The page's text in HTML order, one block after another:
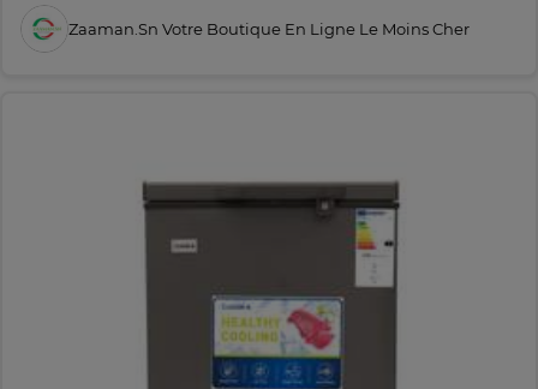
Zaaman.sn Votre Boutique En Ligne Le Moins Cher